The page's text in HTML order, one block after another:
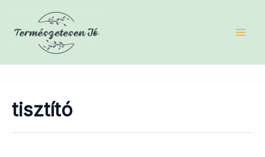
content
tisztító